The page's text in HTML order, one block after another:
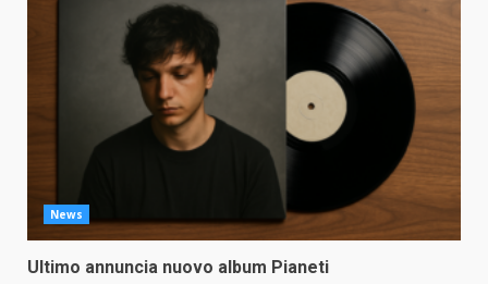
News
Ultimo annuncia nuovo album Pianeti